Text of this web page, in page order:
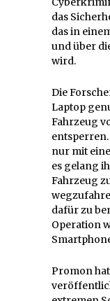
das
das in
und über
wird.
Die
Laptop
Fahrzeug
nur mit
es gelang
Fahrzeug
dafür zu
Operation
Promon